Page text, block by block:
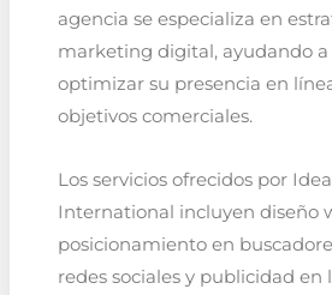
agencia se especializa en
marketing digital, ayudando a
optimizar su presencia en
objetivos comerciales.
Los servicios ofrecidos por
International incluyen diseño
posicionamiento en
redes sociales y publicidad en